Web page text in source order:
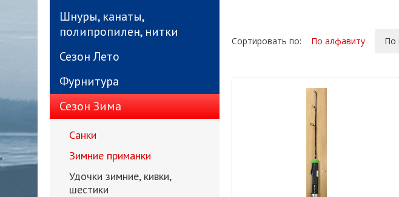
Шнуры, канаты,
полипропилен, нитки
Сезон Лето
Фурнитура
Сезон Зима
Санки
Зимние приманки
Удочки зимние, кивки,
шестики
Сортировать по: По алфавиту По